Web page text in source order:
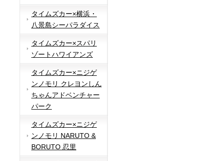
タイムズカー×横浜・
八景島シーパラダイス
タイムズカー×スパリ
ゾートハワイアンズ
タイムズカー×ニジゲ
ンノモリ クレヨンしん
ちゃんアドベンチャー
パーク
タイムズカー×ニジゲ
ンノモリ NARUTO &
BORUTO 忍里